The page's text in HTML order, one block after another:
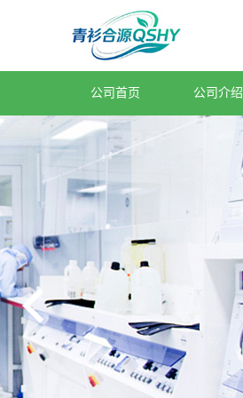
公司首页 公司介绍